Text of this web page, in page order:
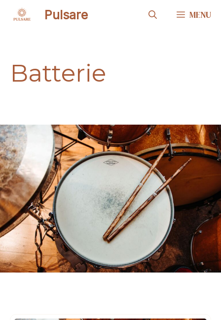
Pulsare MENU
Batterie